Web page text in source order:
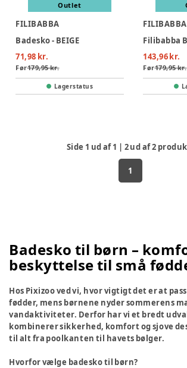
Outlet
FILIBABBA
Badesko - BEIGE
71,98 kr.
Før179,95 kr.
Lagerstatus
FILIBABBA
143,96 kr.
Før179,95 kr.
Side 1 ud af1 | 2ud af2
1
Badesko til børn –
beskyttelse til små
Hos Pixizoo ved vi, hvor vigtigt det er at
fødder, mens børnene nyder sommerens
vandaktiviteter. Derfor har vi et bredt
kombinerer sikkerhed, komfort og sjove
til alt fra poolkanten til havets bølger.
Hvorfor vælge badesko til børn?